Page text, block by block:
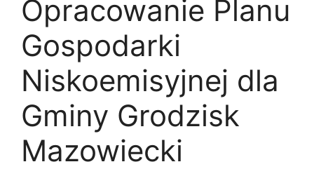
Opracowanie Planu
Gospodarki
Niskoemisyjnej dla
Gminy Grodzisk
Mazowiecki